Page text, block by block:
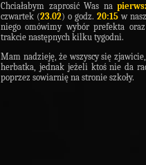
Chciałabym zaprosić Was na
czwartek (23.02) o godz. 20:15 w
niego omówimy wybór prefekta
trakcie następnych kilku tygodni.
Mam nadzieję, że wszyscy się
herbatka, jednak jeżeli ktoś nie da
poprzez sowiarnię na stronie szkoły.